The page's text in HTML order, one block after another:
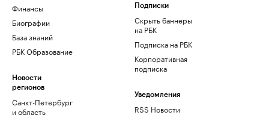
Финансы
Биографии
База знаний
РБК Образование
Новости
регионов
Санкт-Петербург
и область
Подписки
Скрыть баннеры
на РБК
Подписка на РБК
Корпоративная
подписка
Уведомления
RSS Новости